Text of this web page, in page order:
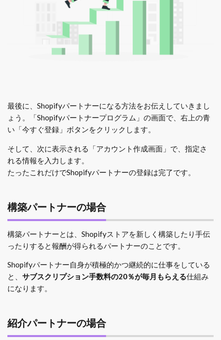
最後に、Shopifyパートナーになる方法をお伝えしていきまし
ょう。「Shopifyパートナープログラム」の画面で、右上の青
い「今すぐ登録」ボタンをクリックします。
そして、次に表示される「アカウント作成画面」で、指定さ
れる情報を入力します。
たったこれだけでShopifyパートナーの登録は完了です。
構築パートナーの場合
構築パートナーとは、Shopifyストアを新しく構築したり手伝
ったりすると報酬が得られるパートナーのことです。
Shopifyパートナー自身が積極的かつ継続的に仕事をしている
と、 サブスクリプション手数料の20％が毎月もらえる仕組み
になります。
紹介パートナーの場合